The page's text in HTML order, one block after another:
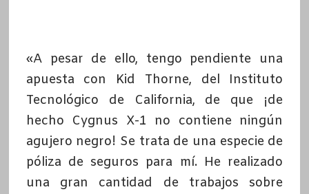
«A pesar de ello, tengo pendiente una
apuesta con Kid Thorne, del Instituto
Tecnológico de California, de que ¡de
hecho Cygnus X-1 no contiene ningún
agujero negro! Se trata de una especie de
póliza de seguros para mí. He realizado
una gran cantidad de trabajos sobre